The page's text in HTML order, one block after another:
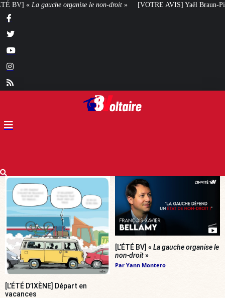
droit» [VOTRE AVIS] Yaël Braun-Pivet doit-elle renoncer à son projet
[L’ÉTÉ D’IXÈNE] Départ en
vacances
[L’ÉTÉ BV] « La gauche organise le
non-droit»
Par Yann Montero